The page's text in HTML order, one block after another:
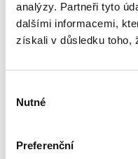
analýzy. Partneři tyto
dalšími informacemi,
získali v důsledku toho,
souhlasu
Nutné
Preferenční